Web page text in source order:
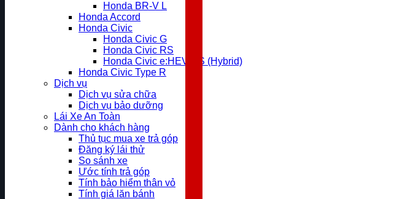
Honda BR-V L
Honda Accord
Honda Civic
Honda Civic G
Honda Civic RS
Honda Civic e:HEV RS (Hybrid)
Honda Civic Type R
Dịch vụ
Dịch vụ sửa chữa
Dịch vụ bảo dưỡng
Lái Xe An Toàn
Dành cho khách hàng
Thủ tục mua xe trả góp
Đăng ký lái thử
So sánh xe
Ước tính trả góp
Tính bảo hiểm thân vỏ
Tính giá lăn bánh